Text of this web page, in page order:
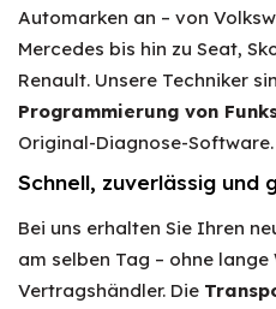
Automarken an – von
Mercedes bis hin zu Seat,
Renault. Unsere Techniker
Programmierung von
Original-Diagnose-Software.
Schnell, zuverlässig und
Bei uns erhalten Sie Ihren
am selben Tag – ohne
Vertragshändler. Die